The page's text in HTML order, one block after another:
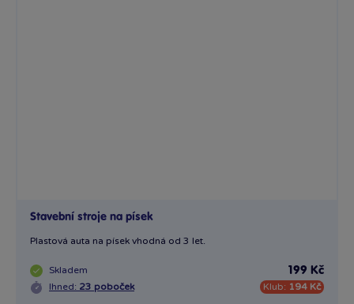
Stavební stroje na písek
Plastová auta na písek vhodná od 3 let.
Skladem
Ihned: 23 poboček
199 Kč
Klub: 194 Kč